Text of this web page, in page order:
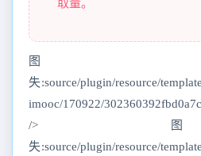
取量。
图
失:source/plugin/resource/
imooc/170922/
/>
失:source/plugin/resource/